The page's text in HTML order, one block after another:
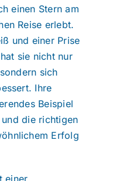
einen Stern am
Reise erlebt.
und einer Prise
sie nicht nur
sich
Ihre
Beispiel
die richtigen
Erfolg